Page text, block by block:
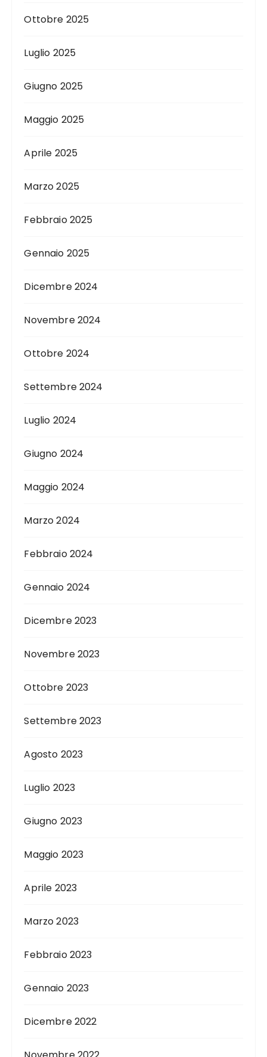
Ottobre 2025
Luglio 2025
Giugno 2025
Maggio 2025
Aprile 2025
Marzo 2025
Febbraio 2025
Gennaio 2025
Dicembre 2024
Novembre 2024
Ottobre 2024
Settembre 2024
Luglio 2024
Giugno 2024
Maggio 2024
Marzo 2024
Febbraio 2024
Gennaio 2024
Dicembre 2023
Novembre 2023
Ottobre 2023
Settembre 2023
Agosto 2023
Luglio 2023
Giugno 2023
Maggio 2023
Aprile 2023
Marzo 2023
Febbraio 2023
Gennaio 2023
Dicembre 2022